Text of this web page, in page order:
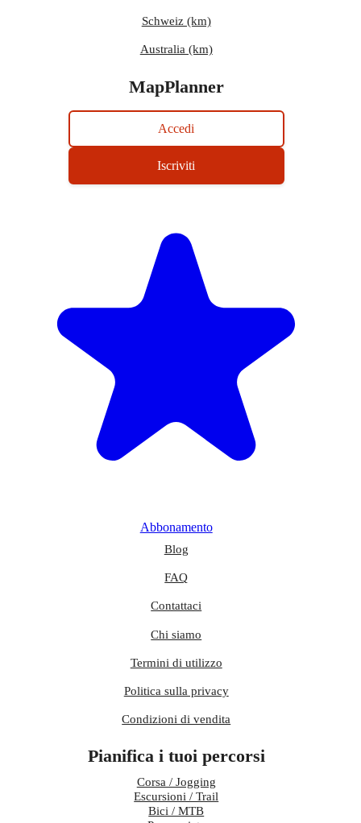
Schweiz (km)
Australia (km)
MapPlanner
Accedi
Iscriviti
Abbonamento
Blog
FAQ
Contattaci
Chi siamo
Termini di utilizzo
Politica sulla privacy
Condizioni di vendita
Pianifica i tuoi percorsi
Corsa / Jogging
Escursioni / Trail
Bici / MTB